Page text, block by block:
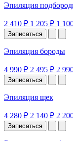
Эпиляция
2 410 ₽ 1 205 ₽ 1
Записаться
Эпиляция бороды
4 990 ₽ 2 495 ₽ 2
Записаться
Эпиляция щек
4 280 ₽ 2 140 ₽ 2
Записаться